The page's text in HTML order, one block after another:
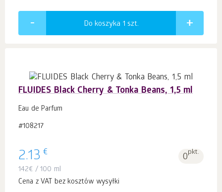
Do koszyka 1 szt.
FLUIDES Black Cherry & Tonka Beans, 1,5 ml
Eau de Parfum
#108217
2.13 € 0pkt.
142€ / 100 ml
Cena z VAT bez kosztów wysyłki